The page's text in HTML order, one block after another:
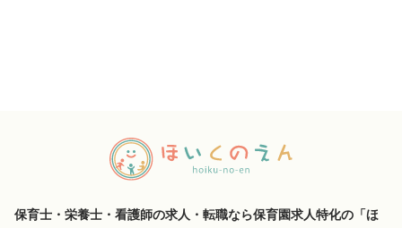
保育士・栄養士・看護師の求人・転職なら保育園求人特化の「ほ